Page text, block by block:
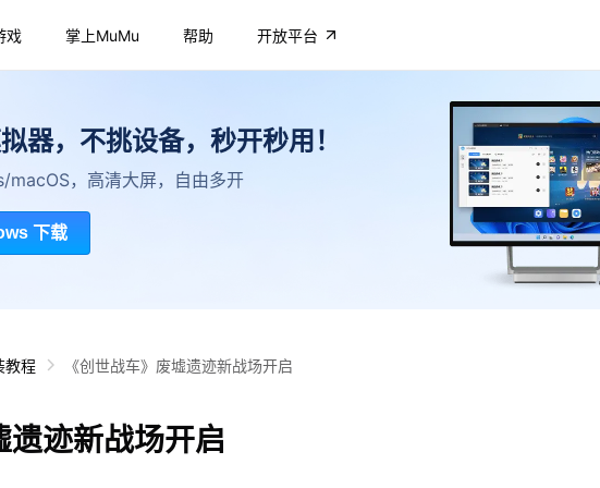
戏 掌上MuMu 帮助 开放平台
器，不挑设备，秒开秒用！
macOS，高清大屏，自由多开
下载
教程 《创世战车》废墟遗迹新战场开启
遗迹新战场开启